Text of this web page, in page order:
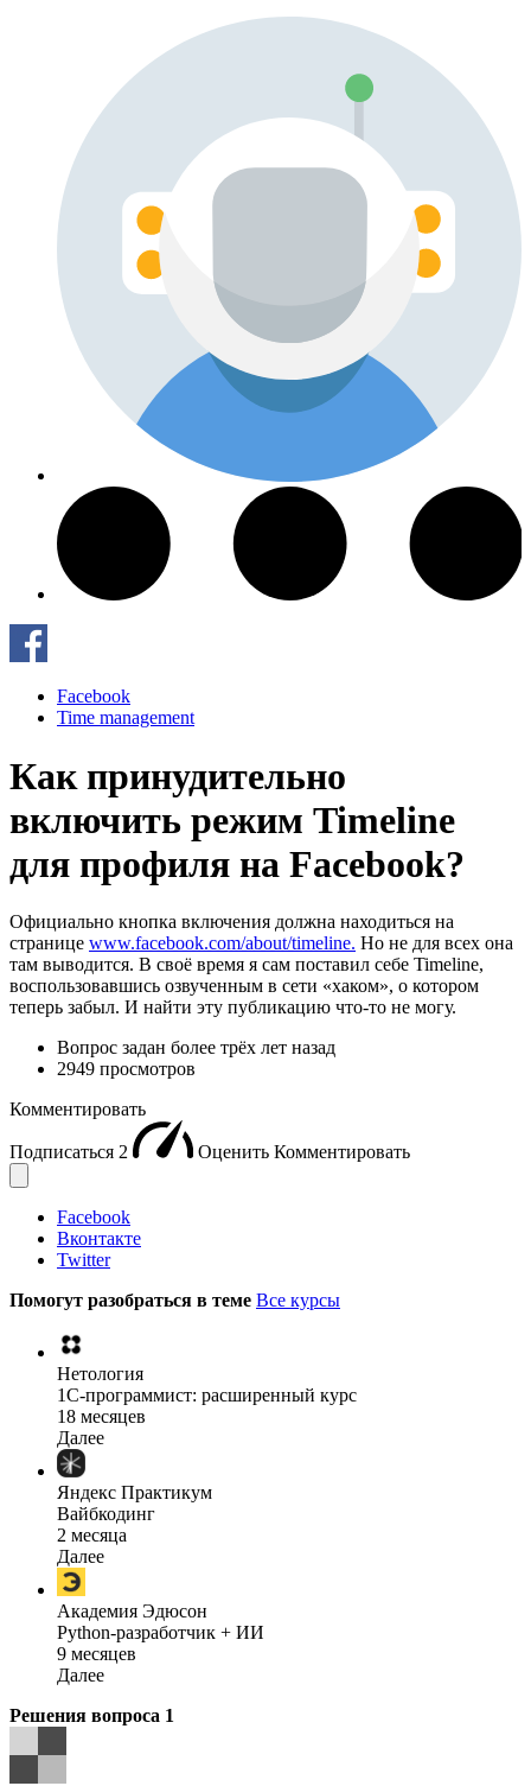
Facebook
Time management
Как принудительно
включить режим Timeline
для профиля на Facebook?
Официально кнопка включения должна находиться на
странице www.facebook.com/about/timeline. Но не для всех она
там выводится. В своё время я сам поставил себе Timeline,
воспользовавшись озвученным в сети «хаком», о котором
теперь забыл. И найти эту публикацию что-то не могу.
Вопрос задан более трёх лет назад
2949 просмотров
Комментировать
Подписаться 2 Оценить Комментировать
Facebook
Вконтакте
Twitter
Помогут разобраться в теме Все курсы
Нетология
1C-программист: расширенный курс
18 месяцев
Далее
Яндекс Практикум
Вайбкодинг
2 месяца
Далее
Академия Эдюсон
Python-разработчик + ИИ
9 месяцев
Далее
Решения вопроса 1